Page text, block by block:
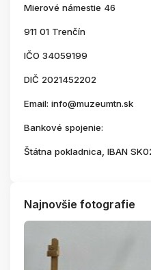
Mierové námestie 46
911 01 Trenčín
IČO 34059199
DIČ 2021452202
Email: info@muzeumtn.sk
Bankové spojenie:
Štátna pokladnica, IBAN
Najnovšie fotografie